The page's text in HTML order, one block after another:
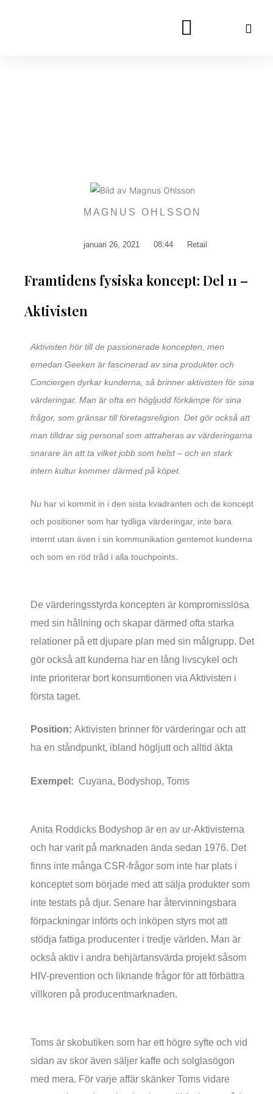
MAGNUS OHLSSON
januari 26, 2021 08:44 Retail
Framtidens fysiska koncept: Del 11 –
Aktivisten
Aktivisten hör till de passionerade koncepten, men
emedan Geeken är fascinerad av sina produkter och
Conciergen dyrkar kunderna, så brinner aktivisten för sina
värderingar. Man är ofta en högljudd förkämpe för sina
frågor, som gränsar till företagsreligion. Det gör också att
man tilldrar sig personal som attraheras av värderingarna
snarare än att ta vilket jobb som helst – och en stark
intern kultur kommer därmed på köpet.
Nu har vi kommit in i den sista kvadranten och de koncept
och positioner som har tydliga värderingar, inte bara
internt utan även i sin kommunikation gentemot kunderna
och som en röd tråd i alla touchpoints.
De värderingsstyrda koncepten är kompromisslösa
med sin hållning och skapar därmed ofta starka
relationer på ett djupare plan med sin målgrupp. Det
gör också att kunderna har en lång livscykel och
inte prioriterar bort konsumtionen via Aktivisten i
första taget.
Position: Aktivisten brinner för värderingar och att
ha en ståndpunkt, ibland högljutt och alltid äkta
Exempel: Cuyana, Bodyshop, Toms
Anita Roddicks Bodyshop är en av ur-Aktivisterna
och har varit på marknaden ända sedan 1976. Det
finns inte många CSR-frågor som inte har plats i
konceptet som började med att sälja produkter som
inte testats på djur. Senare har återvinningsbara
förpackningar införts och inköpen styrs mot att
stödja fattiga producenter i tredje världen. Man är
också aktiv i andra behjärtansvärda projekt såsom
HIV-prevention och liknande frågor för att förbättra
villkoren på producentmarknaden.
Toms är skobutiken som har ett högre syfte och vid
sidan av skor även säljer kaffe och solglasögon
med mera. För varje affär skänker Toms vidare